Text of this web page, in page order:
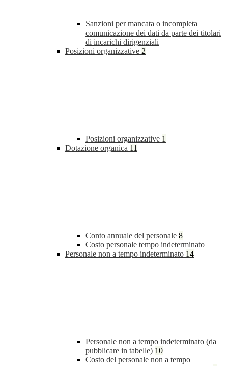
Sanzioni per mancata o incompleta
comunicazione dei dati da parte dei titolari
di incarichi dirigenziali
Posizioni organizzative 2
Posizioni organizzative 1
Dotazione organica 11
Conto annuale del personale 8
Costo personale tempo indeterminato
Personale non a tempo indeterminato 14
Personale non a tempo indeterminato (da
pubblicare in tabelle) 10
Costo del personale non a tempo